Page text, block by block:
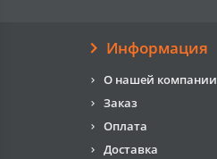
Информация
О нашей компании
Заказ
Оплата
Доставка